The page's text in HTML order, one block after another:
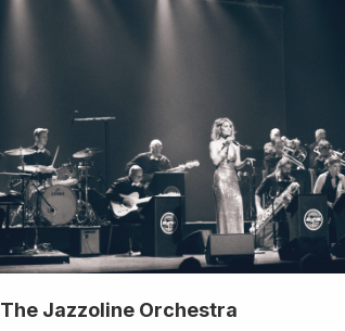
The Jazzoline Orchestra